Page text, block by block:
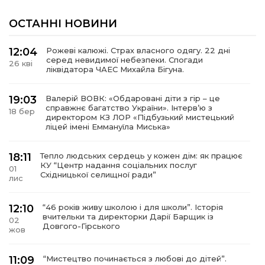
ОСТАННІ НОВИНИ
12:04
26 кві
Рожеві калюжі. Страх власного одягу. 22 дні
серед невидимої небезпеки. Спогади
ліквідатора ЧАЕС Михайла Бігуна.
19:03
18 бер
Валерій ВОВК: «Обдаровані діти з гір – це
справжнє багатство України». Інтервʼю з
директором КЗ ЛОР «Підбузький мистецький
ліцей імені Еммануїла Миська»
18:11
01
лис
Тепло людських сердець у кожен дім: як працює
КУ “Центр надання соціальних послуг
Східницької селищної ради”
12:10
02
жов
“46 років живу школою і для школи”. Історія
вчительки та директорки Дарії Барщик із
Довгого-Гірського
11:09
“Мистецтво починається з любові до дітей”.